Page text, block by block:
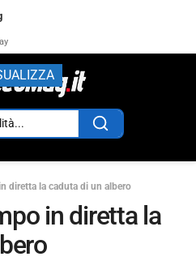
diretta la caduta di un albero
in diretta la